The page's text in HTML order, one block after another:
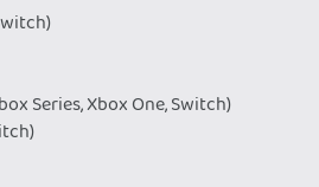
Series, Xbox One, Switch)